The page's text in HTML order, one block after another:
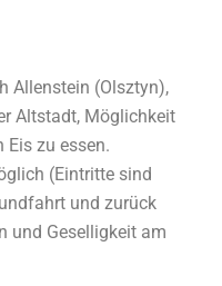
Allenstein (Olsztyn),
Altstadt, Möglichkeit
Eis zu essen.
(Eintritte sind
und zurück
und Geselligkeit am